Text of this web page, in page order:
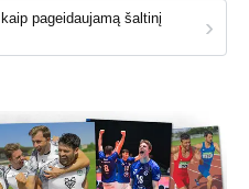
kaip pageidaujamą šaltinį
›